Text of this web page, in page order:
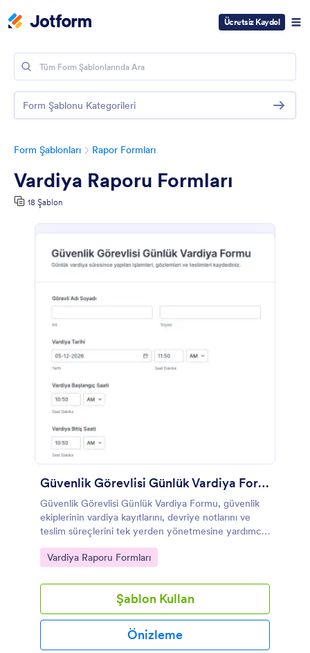
Ücretsiz Kaydol
Form Şablonları Rapor Formları
Vardiya Raporu Formları
18 Şablon
Güvenlik Görevlisi Günlük Vardiya Formu
Güvenlik Görevlisi Günlük Vardiya Formu, güvenlik
ekiplerinin vardiya kayıtlarını, devriye notlarını ve
teslim süreçlerini tek yerden yönetmesine yardımcı
olan bir form şablonudur.
Go to Category:
Vardiya Raporu Formları
Şablon Kullan
Önizleme
Form Şablonu Kategorileri